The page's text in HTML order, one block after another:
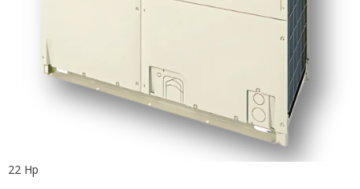
22 Hp